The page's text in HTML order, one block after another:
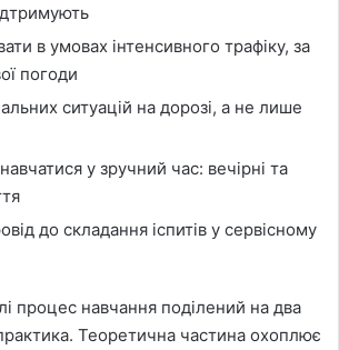
в умовах інтенсивного трафіку, за
погоди
ситуацій на дорозі, а не лише
у зручний час: вечірні та
до складання іспитів у сервісному
процес навчання поділений на два
Теоретична частина охоплює